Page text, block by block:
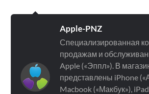
Apple-PNZ
Специализированная
продажам и
Apple («Эппл»). В
представлены iPhone
Macbook («Макбук»),